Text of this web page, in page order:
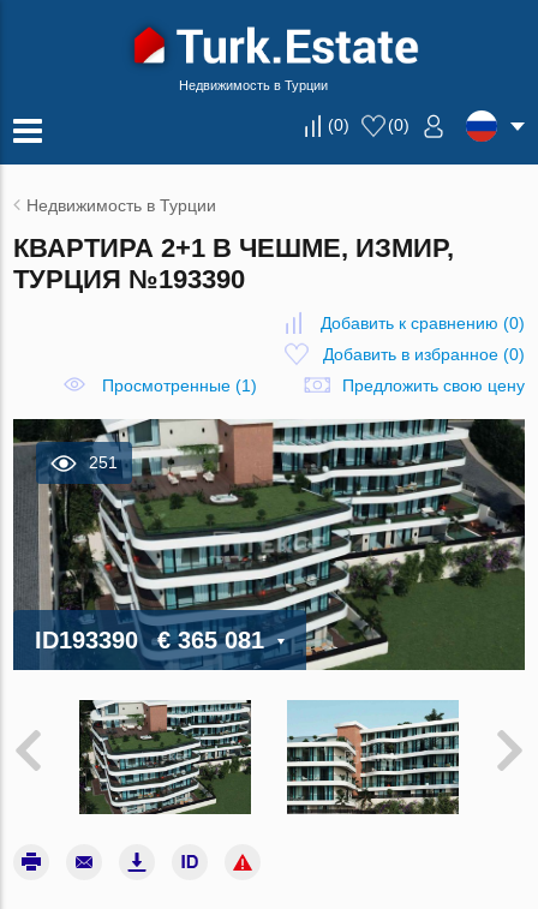
Недвижимость в Турции
(0) (0)
Недвижимость в Турции
КВАРТИРА 2+1 В ЧЕШМЕ, ИЗМИР,
ТУРЦИЯ №193390
Добавить к сравнению (0)
Добавить в избранное(0)
Просмотренные (1)
Предложить свою цену
251
ID193390 € 365 081